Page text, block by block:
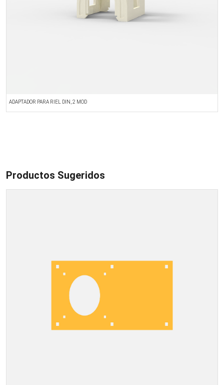
ADAPTADOR PARA RIEL DIN, 2 MOD
Productos Sugeridos